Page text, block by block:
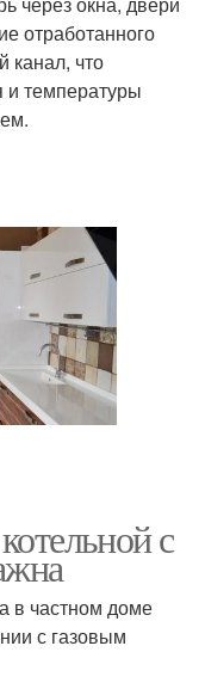
отработанного
канал, что
и температуры
с
в частном доме
с газовым